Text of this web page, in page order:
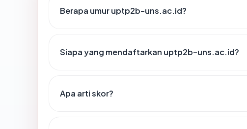
Berapa umur uptp2b-uns.ac.id?
Siapa yang mendaftarkan uptp2b-uns.ac.id?
Apa arti skor?